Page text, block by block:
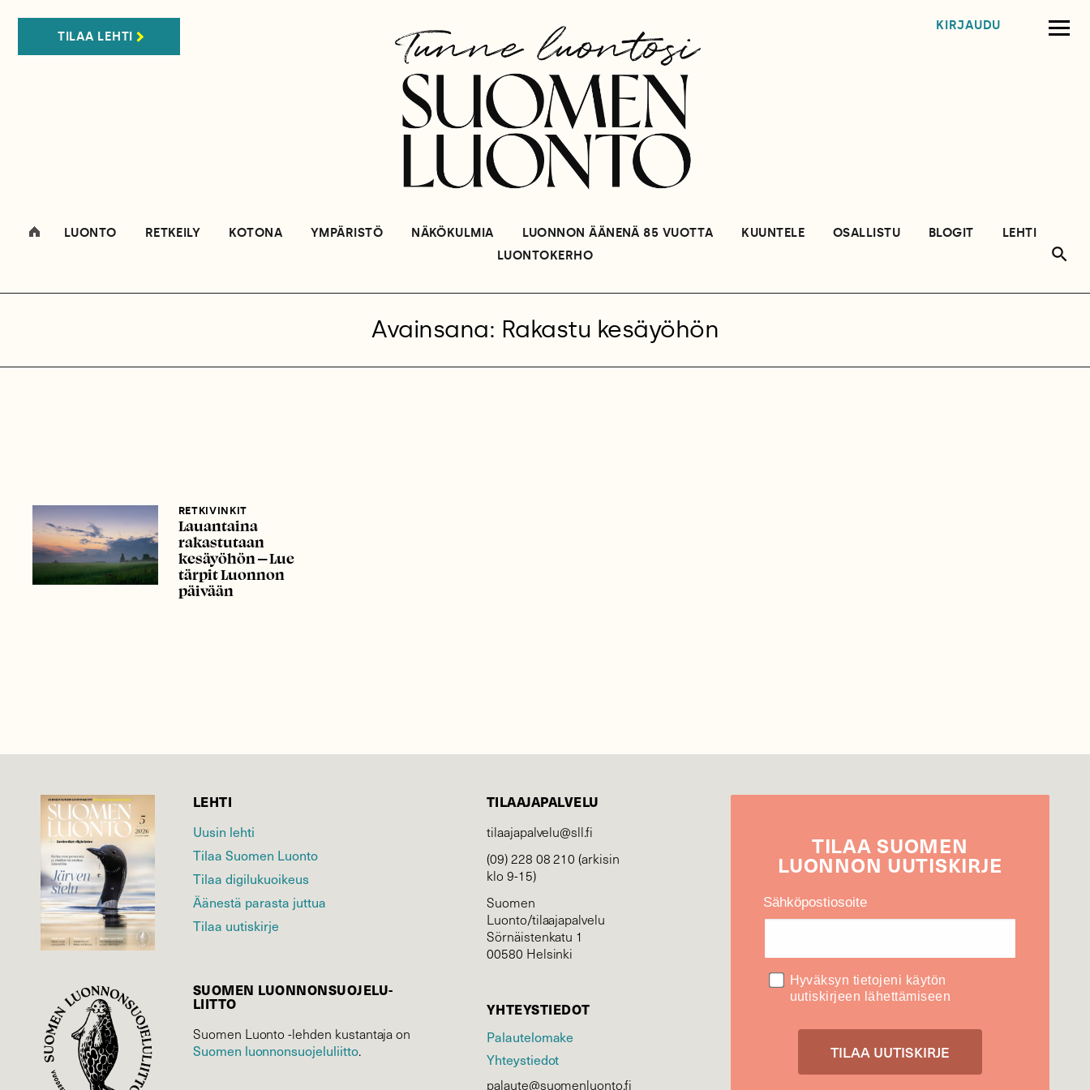
TILAA LEHTI
KIRJAUDU
LUONTO RETKEILY KOTONA YMPÄRISTÖ NÄKÖKULMIA LUONNON ÄÄNENÄ 85 VUOTTA KUUNTELE OSALLISTU BLOGIT
LEHTI
LUONTOKERHO
Avainsana: Rakastu kesäyöhön
RETKIVINKIT
Lauantaina
rakastutaan
kesäyöhön ― Lue
tärpit Luonnon
päivään
LEHTI
Uusin lehti
Tilaa Suomen Luonto
Tilaa digilukuoikeus
Äänestä parasta juttua
Tilaa uutiskirje
SUOMEN LUONNON­SUOJELU­
LIITTO
Suomen Luonto -lehden kustantaja on
Suomen luonnonsuojelu­liitto.
TILAAJAPALVELU
tilaajapalvelu@sll.fi
(09) 228 08 210 (arkisin
klo 9-15)
Suomen
Luonto/tilaajapalvelu
Sörnäistenkatu 1
00580 Helsinki
YHTEYSTIEDOT
Palautelomake
Yhteystiedot
palaute@suomenluonto.fi
TILAASUOMEN
LUONNON UUTIS­KIRJE
Sähköpostiosoite
Hyväksyn tietojeni käytön
uutiskirjeen lähettämiseen